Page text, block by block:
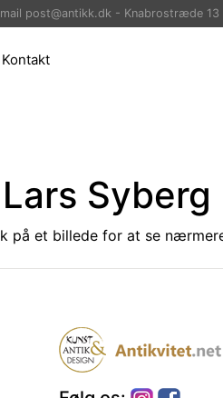
post@antikk.dk - Knabrostræde 13
Kontakt
Lars Syberg
på et billede for at se